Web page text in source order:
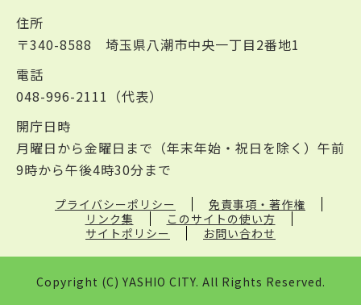
住所
〒340-8588 埼玉県八潮市中央一丁目2番地1
電話
048-996-2111（代表）
開庁日時
月曜日から金曜日まで（年末年始・祝日を除く）午前
9時から午後4時30分まで
プライバシーポリシー
免責事項・著作権
リンク集
このサイトの使い方
サイトポリシー
お問い合わせ
Copyright (C) YASHIO CITY. All Rights Reserved.